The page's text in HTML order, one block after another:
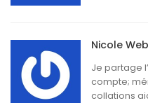
Nicole
Je partage
compte;
collations